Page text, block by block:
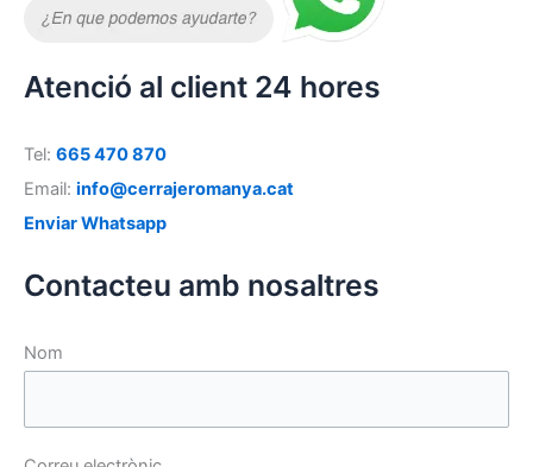
Atenció al client 24 hores
Tel: 665 470 870
Email: info@cerrajeromanya.cat
Enviar Whatsapp
Contacteu amb nosaltres
Nom